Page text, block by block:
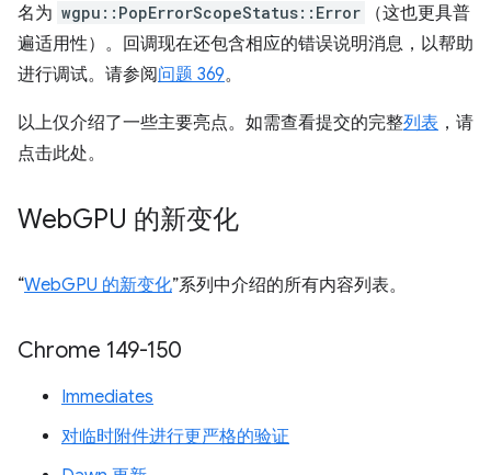
名为 wgpu::PopErrorScopeStatus::Error
（这也更具普
遍适用性）。回调现在还包含相应的错误说明消息，以帮助
进行调试。请参阅问题 369。
以上仅介绍了一些主要亮点。如需查看提交的完整列表 ，请
点击此处。
WebGPU 的新变化
“WebGPU 的新变化”系列中介绍的所有内容列表。
Chrome 149-150
Immediates
对临时附件进行更严格的验证